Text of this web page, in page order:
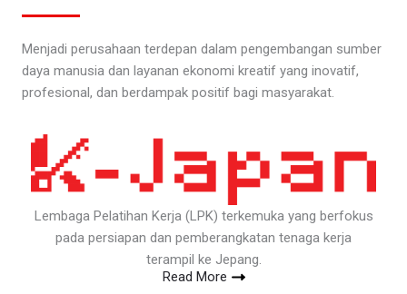
Menjadi perusahaan terdepan dalam pengembangan sumber
daya manusia dan layanan ekonomi kreatif yang inovatif,
profesional, dan berdampak positif bagi masyarakat.
Lembaga Pelatihan Kerja (LPK) terkemuka yang berfokus
pada persiapan dan pemberangkatan tenaga kerja
terampil ke Jepang.
Read More